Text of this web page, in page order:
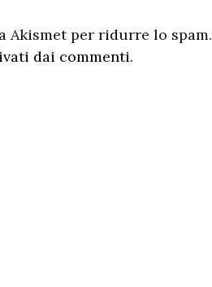
Akismet per ridurre lo spam.
dai commenti.